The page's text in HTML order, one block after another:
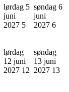
lørdag 5
juni
2027 5
søndag 6
juni
2027 6
lørdag
12 juni
2027 12
søndag
13 juni
2027 13